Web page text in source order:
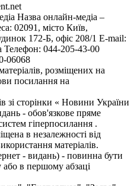
Назва онлайн-медіа –
02091, місто Київ,
172-Б, офіс 208/1 E-mail:
Телефон: 044-205-43-00
06068
розміщених на
посилання на
зі сторінки « Новини України
- обов'язкове пряме
гіперпосилання .
в незалежності від
матеріалів.
- видань) - повинна бути
або в першому абзаці